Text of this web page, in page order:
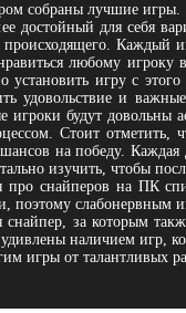
собраны лучшие
для себя
Каждый
любому игроку
игру с
удовольствие и
будут довольны
Стоит отметить,
на победу. Каждая
изучить, чтобы
снайперов на ПК
слабонервным
за которым
наличием игр,
игры от талантливых